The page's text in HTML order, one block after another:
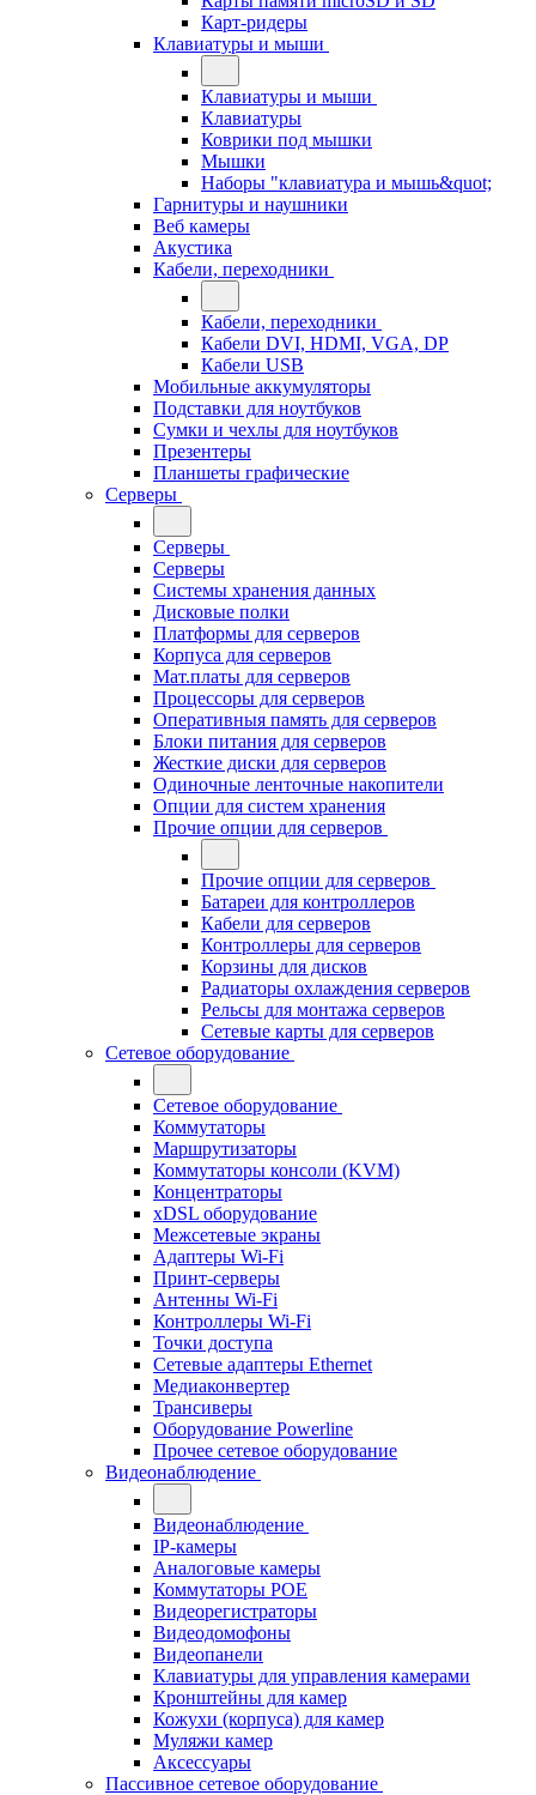
Карт-ридеры
Клавиатуры и мыши
Клавиатуры и мыши
Клавиатуры
Коврики под мышки
Мышки
Наборы "клавиатура и мышь&quot;
Гарнитуры и наушники
Веб камеры
Акустика
Кабели, переходники
Кабели, переходники
Кабели DVI, HDMI, VGA, DP
Кабели USB
Мобильные аккумуляторы
Подставки для ноутбуков
Сумки и чехлы для ноутбуков
Презентеры
Планшеты графические
Серверы
Серверы
Серверы
Системы хранения данных
Дисковые полки
Платформы для серверов
Корпуса для серверов
Мат.платы для серверов
Процессоры для серверов
Оперативныя память для серверов
Блоки питания для серверов
Жесткие диски для серверов
Одиночные ленточные накопители
Опции для систем хранения
Прочие опции для серверов
Прочие опции для серверов
Батареи для контроллеров
Кабели для серверов
Контроллеры для серверов
Корзины для дисков
Радиаторы охлаждения серверов
Рельсы для монтажа серверов
Сетевые карты для серверов
Сетевое оборудование
Сетевое оборудование
Коммутаторы
Маршрутизаторы
Коммутаторы консоли (KVM)
Концентраторы
xDSL оборудование
Межсетевые экраны
Адаптеры Wi-Fi
Принт-серверы
Антенны Wi-Fi
Контроллеры Wi-Fi
Точки доступа
Сетевые адаптеры Ethernet
Медиаконвертер
Трансиверы
Оборудование Powerline
Прочее сетевое оборудование
Видеонаблюдение
Видеонаблюдение
IP-камеры
Аналоговые камеры
Коммутаторы POE
Видеорегистраторы
Видеодомофоны
Видеопанели
Клавиатуры для управления камерами
Кронштейны для камер
Кожухи (корпуса) для камер
Муляжи камер
Аксессуары
Пассивное сетевое оборудование